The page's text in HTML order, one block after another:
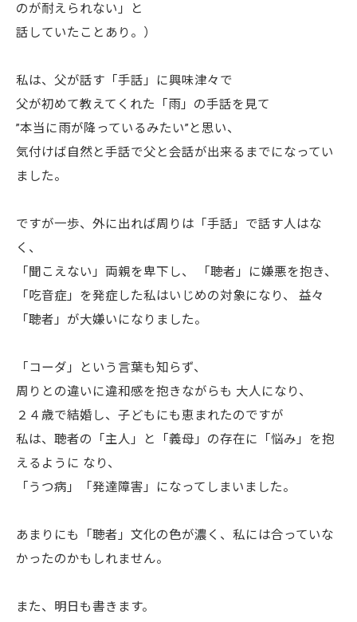
のが耐えられない」と
話していたことあり。）
私は、父が話す「手話」に興味津々で
父が初めて教えてくれた「雨」の手話を見て
”本当に雨が降っているみたい”と思い、
気付けば自然と手話で父と会話が出来るまでになってい
ました。
ですが一歩、外に出れば周りは「手話」で話す人はな
く、
「聞こえない」両親を卑下し、 「聴者」に嫌悪を抱き、
「吃音症」を発症した私はいじめの対象になり、 益々
「聴者」が大嫌いになりました。
「コーダ」という言葉も知らず、
周りとの違いに違和感を抱きながらも 大人になり、
２４歳で結婚し、子どもにも恵まれたのですが
私は、聴者の「主人」と「義母」の存在に「悩み」を抱
えるように なり、
「うつ病」「発達障害」になってしまいました。
あまりにも「聴者」文化の色が濃く、私には合っていな
かったのかもしれません。
また、明日も書きます。